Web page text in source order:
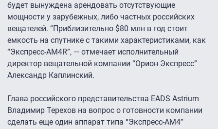
будет вынуждена арендовать отсутствующие
мощности у зарубежных, либо частных российских
вещателей. “Приблизительно $80 млн в год стоит
емкость на спутнике с такими характеристиками, как
“Экспресс-АМ4R”, — отмечает исполнительный
директор вещательной компании “Орион Экспресс”
Александр Каплинский.
Глава российского представительства EADS Astrium
Владимир Терехов на вопрос о готовности компании
сделать еще один аппарат типа “Экспресс-АМ4”